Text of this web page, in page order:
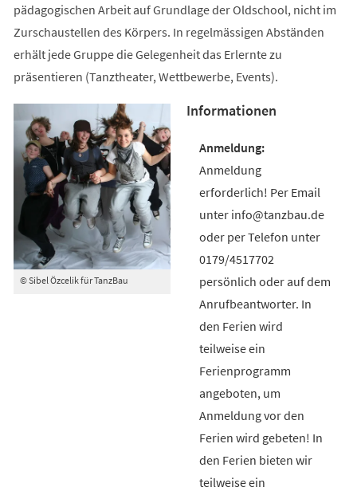
pädagogischen Arbeit auf Grundlage der Oldschool, nicht im
Zurschaustellen des Körpers. In regelmässigen Abständen
erhält jede Gruppe die Gelegenheit das Erlernte zu
präsentieren (Tanztheater, Wettbewerbe, Events).
© Sibel Özcelik für TanzBau
Informationen
Anmeldung
erforderlich! Per Email
unter info@tanzbau.de
oder per Telefon unter
0179/4517702
persönlich oder auf dem
Anrufbeantworter. In
den Ferien wird
teilweise ein
Ferienprogramm
angeboten, um
Anmeldung vor den
Ferien wird gebeten! In
den Ferien bieten wir
teilweise ein